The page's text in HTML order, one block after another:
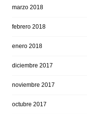
marzo 2018
febrero 2018
enero 2018
diciembre 2017
noviembre 2017
octubre 2017